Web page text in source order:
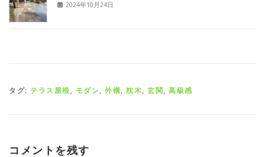
2024年10月24日
タグ: テラス屋根, モダン, 外構, 枕木, 玄関, 高級感
コメントを残す